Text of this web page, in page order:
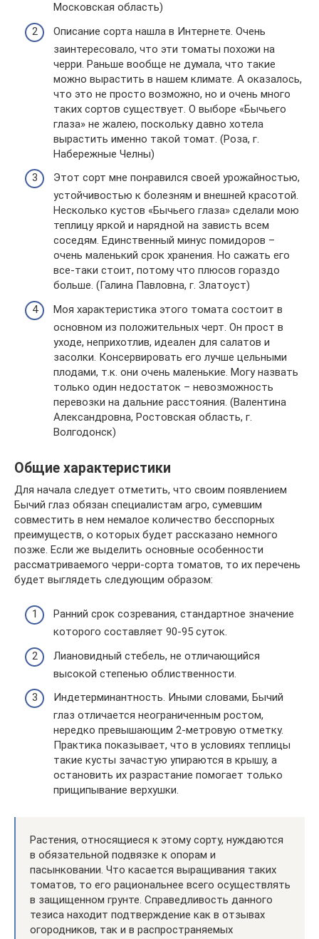
Московская область)
Описание сорта нашла в Интернете. Очень
заинтересовало, что эти томаты похожи на
черри. Раньше вообще не думала, что такие
можно вырастить в нашем климате. А оказалось,
что это не просто возможно, но и очень много
таких сортов существует. О выборе «Бычьего
глаза» не жалею, поскольку давно хотела
вырастить именно такой томат. (Роза, г.
Набережные Челны)
Этот сорт мне понравился своей урожайностью,
устойчивостью к болезням и внешней красотой.
Несколько кустов «Бычьего глаза» сделали мою
теплицу яркой и нарядной на зависть всем
соседям. Единственный минус помидоров –
очень маленький срок хранения. Но сажать его
все-таки стоит, потому что плюсов гораздо
больше. (Галина Павловна, г. Златоуст)
Моя характеристика этого томата состоит в
основном из положительных черт. Он прост в
уходе, неприхотлив, идеален для салатов и
засолки. Консервировать его лучше цельными
плодами, т.к. они очень маленькие. Могу назвать
только один недостаток – невозможность
перевозки на дальние расстояния. (Валентина
Александровна, Ростовская область, г.
Волгодонск)
Общие характеристики
Для начала следует отметить, что своим появлением
Бычий глаз обязан специалистам агро, сумевшим
совместить в нем немалое количество бесспорных
преимуществ, о которых будет рассказано немного
позже. Если же выделить основные особенности
рассматриваемого черри-сорта томатов, то их перечень
будет выглядеть следующим образом:
Ранний срок созревания, стандартное значение
которого составляет 90-95 суток.
Лиановидный стебель, не отличающийся
высокой степенью облиственности.
Индетерминантность. Иными словами, Бычий
глаз отличается неограниченным ростом,
нередко превышающим 2-метровую отметку.
Практика показывает, что в условиях теплицы
такие кусты зачастую упираются в крышу, а
остановить их разрастание помогает только
прищипывание верхушки.
Растения, относящиеся к этому сорту, нуждаются
в обязательной подвязке к опорам и
пасынковании. Что касается выращивания таких
томатов, то его рациональнее всего осуществлять
в защищенном грунте. Справедливость данного
тезиса находит подтверждение как в отзывах
огородников, так и в распространяемых